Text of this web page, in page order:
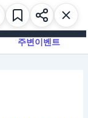
주변이벤트